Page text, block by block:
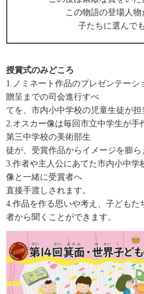
この物語の登場人
子たちに選んで
授賞式のみどころ
1.ノミネート作品のプレゼンテー
贈呈までの司会進行すべ
てを、市内小中学校の児童生徒が担
2.オスカー像は毎回市立中学生が手
第三中学校の美術部生
徒が、受賞作品からイメージを膨ら
3.作者や主人公にあてた市内小中学
像と一緒に受賞者へ
直接手渡しされます。
4.作品を作る思いや考え、子ども
者から聞くことができます。